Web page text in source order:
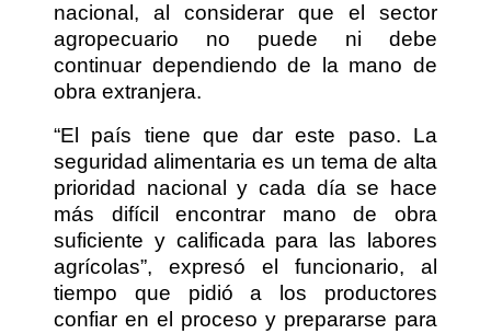
nacional, al considerar que el sector
agropecuario no puede ni debe
continuar dependiendo de la mano de
obra extranjera.
“El país tiene que dar este paso. La
seguridad alimentaria es un tema de alta
prioridad nacional y cada día se hace
más difícil encontrar mano de obra
suficiente y calificada para las labores
agrícolas”, expresó el funcionario, al
tiempo que pidió a los productores
confiar en el proceso y prepararse para